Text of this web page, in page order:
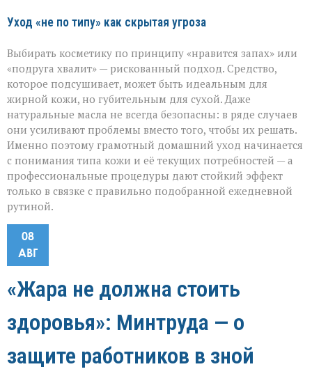
Уход «не по типу» как скрытая угроза
Выбирать косметику по принципу «нравится запах» или
«подруга хвалит» — рискованный подход. Средство,
которое подсушивает, может быть идеальным для
жирной кожи, но губительным для сухой. Даже
натуральные масла не всегда безопасны: в ряде случаев
они усиливают проблемы вместо того, чтобы их решать.
Именно поэтому грамотный домашний уход начинается
с понимания типа кожи и её текущих потребностей — а
профессиональные процедуры дают стойкий эффект
только в связке с правильно подобранной ежедневной
рутиной.
08
АВГ
«Жара не должна стоить
здоровья»: Минтруда — о
защите работников в зной